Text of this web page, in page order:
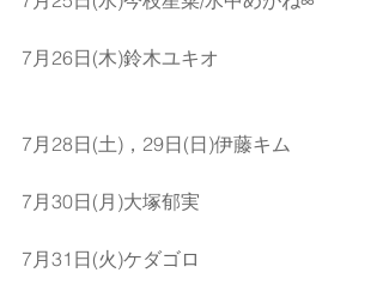
7月26日(木)鈴木ユキオ
7月28日(土)，29日(日)伊藤キム
7月30日(月)大塚郁実
7月31日(火)ケダゴロ